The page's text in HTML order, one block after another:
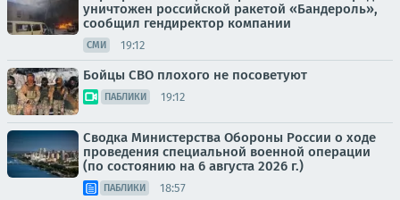
уничтожен российской ракетой «Бандероль»,
сообщил гендиректор компании
СМИ 19:12
Бойцы СВО плохого не посоветуют
ПАБЛИКИ 19:12
Сводка Министерства Обороны России о ходе
проведения специальной военной операции
(по состоянию на 6 августа 2026 г.)
ПАБЛИКИ 18:57